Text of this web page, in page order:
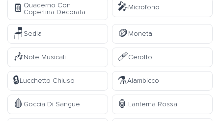
📔 Quaderno Con
Copertina Decorata
🎤Microfono
🪑 Sedia 🪙Moneta
🎶Note Musicali 🩹Cerotto
🔒Lucchetto Chiuso ⚗️Alambicco
🩸 Goccia Di Sangue 🏮 Lanterna Rossa